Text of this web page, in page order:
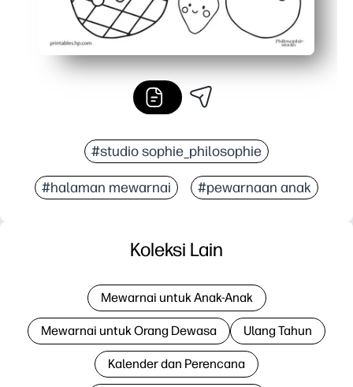
#studio sophie_philosophie
#halaman mewarnai #pewarnaan anak
Koleksi Lain
Mewarnai untuk Anak-Anak
Mewarnai untuk Orang Dewasa Ulang Tahun
Kalender dan Perencana